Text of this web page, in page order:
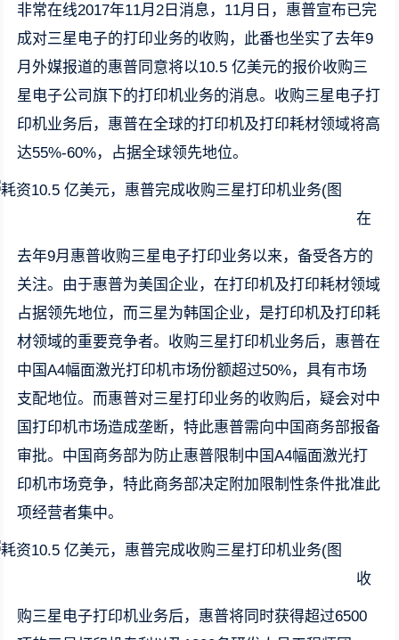
非常在线2017年11月2日消息，11月日，惠普宣布已完
成对三星电子的打印业务的收购，此番也坐实了去年9
月外媒报道的惠普同意将以10.5 亿美元的报价收购三
星电子公司旗下的打印机业务的消息。收购三星电子打
印机业务后，惠普在全球的打印机及打印耗材领域将高
达55%-60%，占据全球领先地位。
在
去年9月惠普收购三星电子打印业务以来，备受各方的
关注。由于惠普为美国企业，在打印机及打印耗材领域
占据领先地位，而三星为韩国企业，是打印机及打印耗
材领域的重要竞争者。收购三星打印机业务后，惠普在
中国A4幅面激光打印机市场份额超过50%，具有市场
支配地位。而惠普对三星打印业务的收购后，疑会对中
国打印机市场造成垄断，特此惠普需向中国商务部报备
审批。中国商务部为防止惠普限制中国A4幅面激光打
印机市场竞争，特此商务部决定附加限制性条件批准此
项经营者集中。
收
购三星电子打印机业务后，惠普将同时获得超过6500